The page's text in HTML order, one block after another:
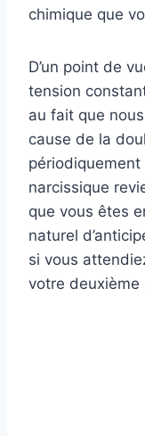
chimique que
D’un point de
tension
au fait que
cause de la
narcissique
que vous êtes
naturel
si vous
votre deuxième